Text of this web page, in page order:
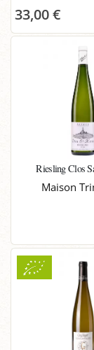
33,00 €
Riesling Clos
Maison